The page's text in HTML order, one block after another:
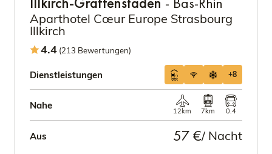
Aparthotel Cœur Europe Strasbourg
Illkirch
4.4 (213 Bewertungen)
Dienstleistungen +8
Nahe
12km 7km 0.4
Aus 57 €/ Nacht